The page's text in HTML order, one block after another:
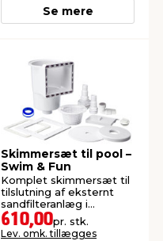
Se mere
Skimmersæt til pool –
Swim & Fun
Komplet skimmersæt til
tilslutning af eksternt
sandfilteranlæg i
stålpools.
610,00pr. stk.
Lev. omk. tillægges